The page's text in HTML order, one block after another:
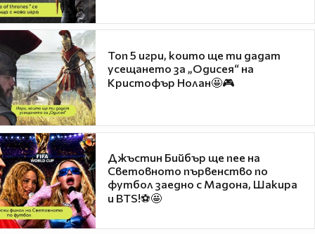
Топ 5 игри, които ще ти дадат
усещането за „Одисея“ на
Кристофър Нолан🤩🎮
Джъстин Бийбър ще пее на
Световното първенство по
футбол заедно с Мадона, Шакира
и BTS!⚽🤩